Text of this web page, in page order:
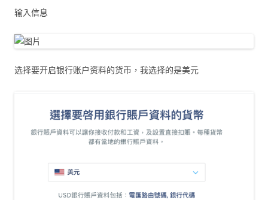
输入信息
选择要开启银行账户资料的货币，我选择的是美元